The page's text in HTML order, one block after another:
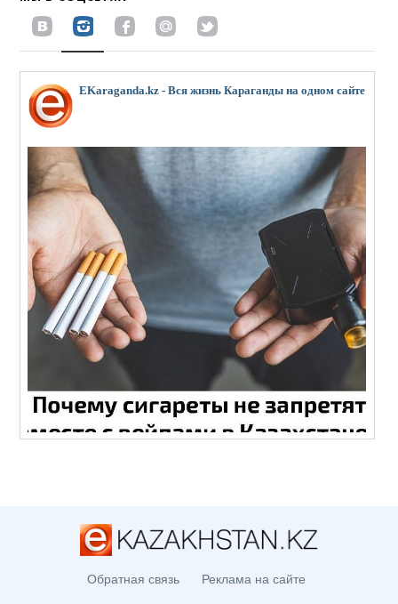
EKaraganda.kz - Вся жизнь Караганды на одном сайте
Обратная связь Реклама на сайте